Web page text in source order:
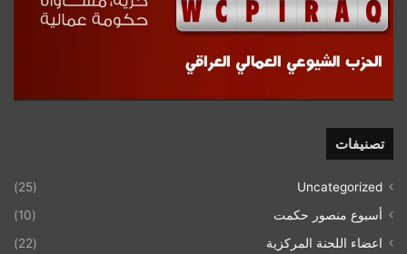
تصنيفات
Uncategorized
(25)
أسبوع منصور حكمت
(10)
اعضاء اللحنة المركزية
(22)